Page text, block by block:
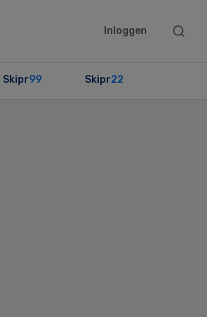
Inloggen
Search
Skipr99 Skipr22